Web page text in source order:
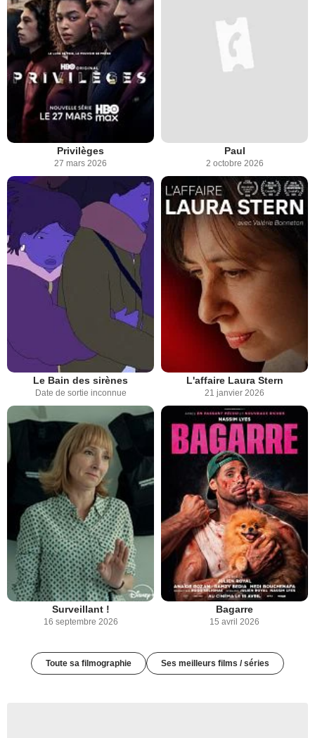
Privilèges
27 mars 2026
Paul
2 octobre 2026
Le Bain des sirènes
Date de sortie inconnue
L'affaire Laura Stern
21 janvier 2026
Surveillant !
16 septembre 2026
Bagarre
15 avril 2026
Toute sa filmographie Ses meilleurs films / séries